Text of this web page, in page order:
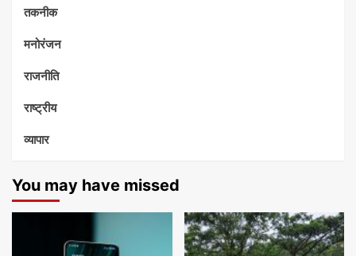
तकनीक
मनोरंजन
राजनीति
राष्ट्रीय
व्यापार
You may have missed